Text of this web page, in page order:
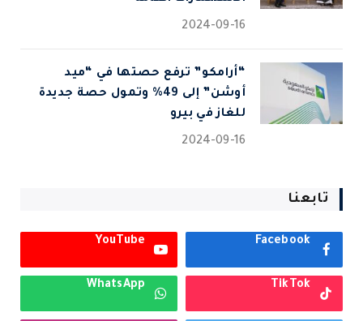
2024-09-16
“أرامكو” ترفع حصتها في “ميد
أوشن” إلى 49% وتمول حصة جديدة
للغاز في بيرو
2024-09-16
تابعنا
Facebook
YouTube
TikTok
WhatsApp